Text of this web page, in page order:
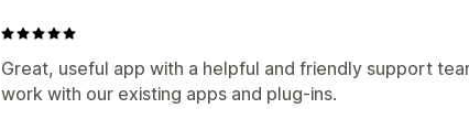
Great, useful app with a helpful and friendly support
work with our existing apps and plug-ins.